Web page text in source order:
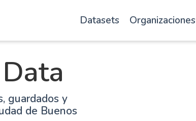
Datasets Organizaciones
guardados y
de Buenos